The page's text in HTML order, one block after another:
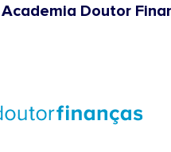
Academia Doutor